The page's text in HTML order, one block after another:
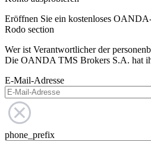
Eröffnen Sie ein kostenloses
Rodo section
Wer ist Verantwortlicher der
Die OANDA TMS Brokers S.A. hat
E-Mail-Adresse
phone_prefix